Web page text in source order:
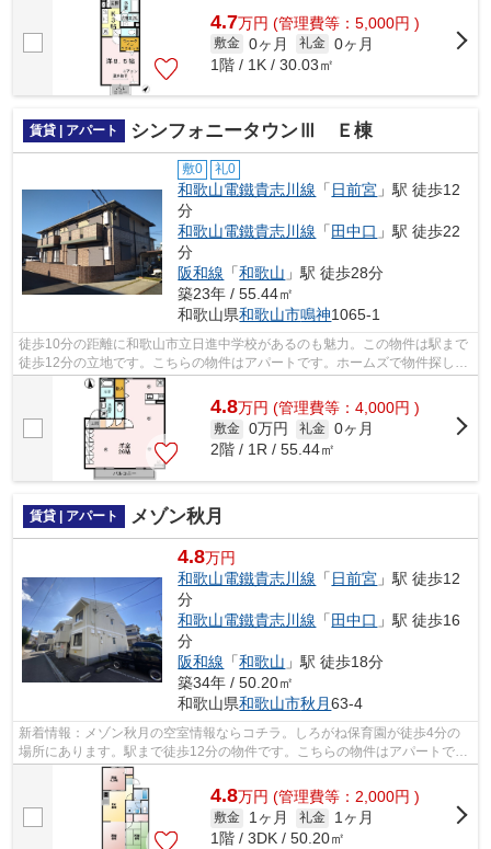
4.7万円 (管理費等：5,000円 )
敷金 0ヶ月 礼金 0ヶ月
1階 / 1K / 30.03㎡
賃貸 | アパート シンフォニータウンⅢ Ｅ棟
敷0 礼0
和歌山電鐵貴志川線 「 日前宮 」駅 徒歩12
分
和歌山電鐵貴志川線 「 田中口 」駅 徒歩22
分
阪和線 「和歌山 」駅 徒歩28分
築23年 / 55.44㎡
和歌山県和歌山市鳴神1065-1
徒歩10分の距離に和歌山市立日進中学校があるのも魅力。この物件は駅まで
徒歩12分の立地です。こちらの物件はアパートです。ホームズで物件探しを
するなら、和歌山市エリアにある物件...
4.8万円 (管理費等：4,000円 )
敷金 0万円 礼金 0ヶ月
2階 / 1R / 55.44㎡
賃貸 | アパート メゾン秋月
4.8万円
和歌山電鐵貴志川線 「日前宮 」駅 徒歩12
分
和歌山電鐵貴志川線 「田中口 」駅 徒歩16
分
阪和線 「和歌山 」駅 徒歩18分
築34年 / 50.20㎡
和歌山県和歌山市秋月63-4
新着情報：メゾン秋月の空室情報ならコチラ。しろがね保育園が徒歩4分の
場所にあります。駅まで徒歩12分の物件です。こちらの物件はアパートで
す。取扱い物件数が多いホームズでなら、...
4.8万円 (管理費等：2,000円 )
敷金 1ヶ月 礼金
1ヶ月
1階 / 3DK / 50.20㎡